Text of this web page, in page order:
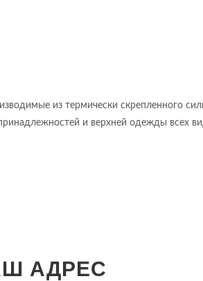
из термически скрепленного
и верхней одежды всех
АДРЕС